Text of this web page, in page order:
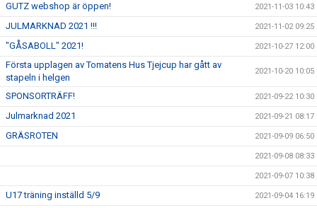
GUTZ webshop är öppen! 2021-11-03 10:43
JULMARKNAD 2021 !!! 2021-11-02 09:25
"GÅSABOLL" 2021! 2021-10-27 12:00
Första upplagen av Tomatens Hus Tjejcup har gått av
stapeln i helgen
2021-10-20 10:05
SPONSORTRÄFF! 2021-09-22 10:30
Julmarknad 2021 2021-09-21 08:17
GRÄSROTEN 2021-09-09 06:50
2021-09-08 08:33
2021-09-07 10:38
U17 träning inställd 5/9 2021-09-04 16:19